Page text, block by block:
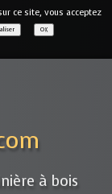
ce site, vous acceptez
OK
à bois